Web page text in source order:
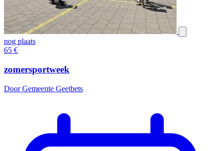
nog plaats
65 €
zomersportweek
Door Gemeente Geetbets